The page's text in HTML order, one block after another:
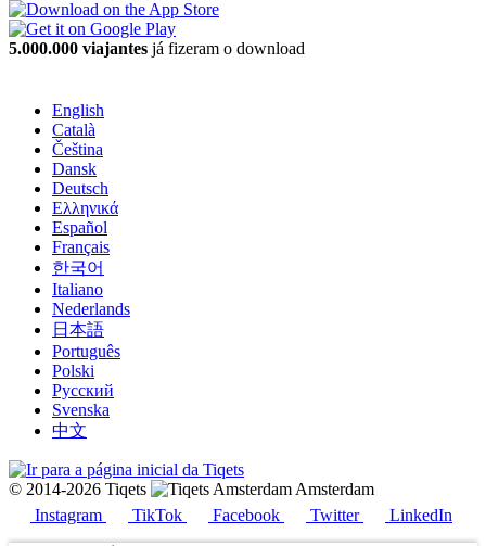
5.000.000 viajantes já fizeram o download
English
Català
Čeština
Dansk
Deutsch
Ελληνικά
Español
Français
한국어
Italiano
Nederlands
日本語
Português
Polski
Русский
Svenska
中文
© 2014-2026 Tiqets
Amsterdam
Instagram
TikTok Facebook Twitter
LinkedIn